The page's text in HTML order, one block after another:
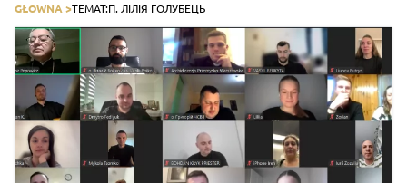
GŁOWNA >TEMAT:П. ЛІЛІЯ ГОЛУБЕЦЬ